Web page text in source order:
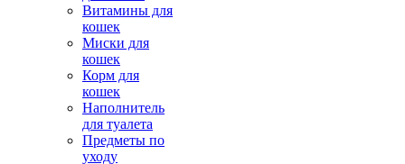
Витамины для
кошек
Миски для
кошек
Корм для
кошек
Наполнитель
для туалета
Предметы по
уходу